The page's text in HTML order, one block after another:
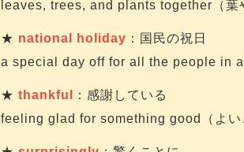
leaves, trees, and plants together（葉
★ national holiday ：国民の祝日
a special day off for all the people in a
★ thankful
：感謝している
feeling glad for something good（よい